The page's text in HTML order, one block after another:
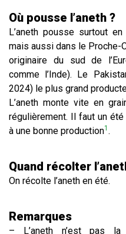
Où pousse l’aneth ?
L’aneth pousse surtout
mais aussi dans le Proche-
originaire du sud de
comme l’Inde). Le
2024) le plus grand
L’aneth monte vite en
régulièrement. Il faut un
à une bonne production1 .
Quand récolter
On récolte l’aneth en été.
​Remarques
– L’aneth n’est pas